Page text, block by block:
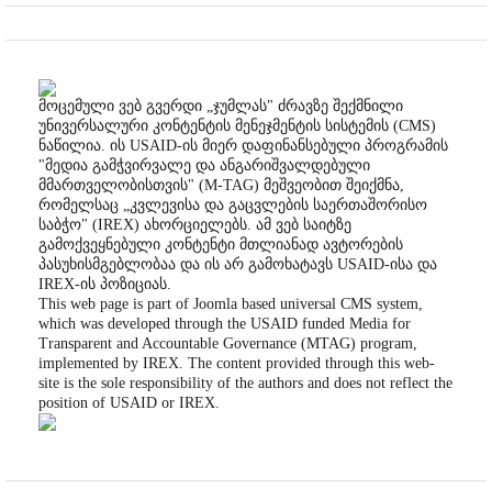
მოცემული ვებ გვერდი „ჯუმლას" ძრავზე შექმნილი
უნივერსალური კონტენტის მენეჯმენტის სისტემის (CMS)
ნაწილია. ის USAID-ის მიერ დაფინანსებული პროგრამის
"მედია გამჭვირვალე და ანგარიშვალდებული
მმართველობისთვის" (M-TAG) მეშვეობით შეიქმნა,
რომელსაც „კვლევისა და გაცვლების საერთაშორისო
საბჭო" (IREX) ახორციელებს. ამ ვებ საიტზე
გამოქვეყნებული კონტენტი მთლიანად ავტორების
პასუხისმგებლობაა და ის არ გამოხატავს USAID-ისა და
IREX-ის პოზიციას.
This web page is part of Joomla based universal CMS system,
which was developed through the USAID funded Media for
Transparent and Accountable Governance (MTAG) program,
implemented by IREX. The content provided through this web-
site is the sole responsibility of the authors and does not reflect the
position of USAID or IREX.